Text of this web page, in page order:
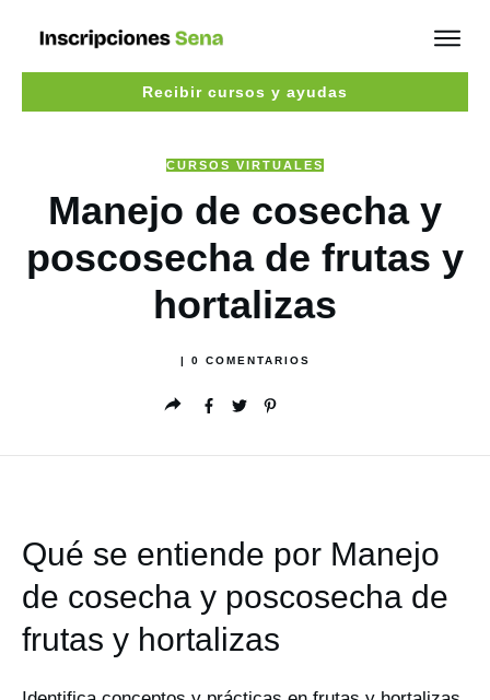
Recibir cursos y ayudas
CURSOS VIRTUALES
Manejo de cosecha y
poscosecha de frutas y
hortalizas
0 COMENTARIOS
Qué se entiende por Manejo
de cosecha y poscosecha de
frutas y hortalizas